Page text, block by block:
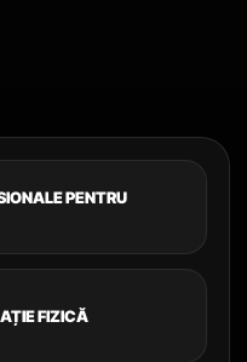
PENTRU
FIZICĂ